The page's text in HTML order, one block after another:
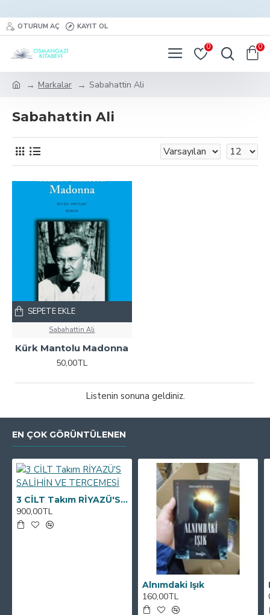
OTURUM AÇ KAYIT OL
0 0
Markalar Sabahattin Ali
Sabahattin Ali
Sabahattin Ali
Kürk Mantolu Madonna
50,00TL
SEPETE EKLE
Listenin sonuna geldiniz.
EN ÇOK GÖRÜNTÜLENEN
3 CİLT Takım RİYAZÜ'S SALİHİN VE TERCEMESİ
900,00TL
Alnımdaki Işık
160,00TL